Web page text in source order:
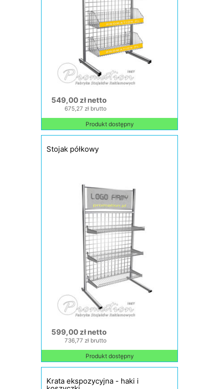
549,00 zł netto
675,27 zł brutto
Produkt dostępny
Stojak półkowy
599,00 zł netto
736,77 zł brutto
Produkt dostępny
Krata ekspozycyjna - haki i